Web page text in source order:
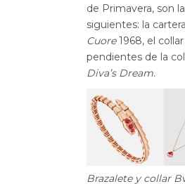
de Primavera, son
siguientes: la cartera
Cuore1968, el
pendientes de la
Diva’s Dream.
Brazalete y collar